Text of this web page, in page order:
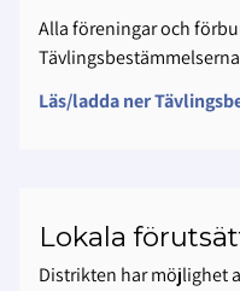
Alla föreningar och
Läs/ladda ner
Lokala
Distrikten har möjlighet